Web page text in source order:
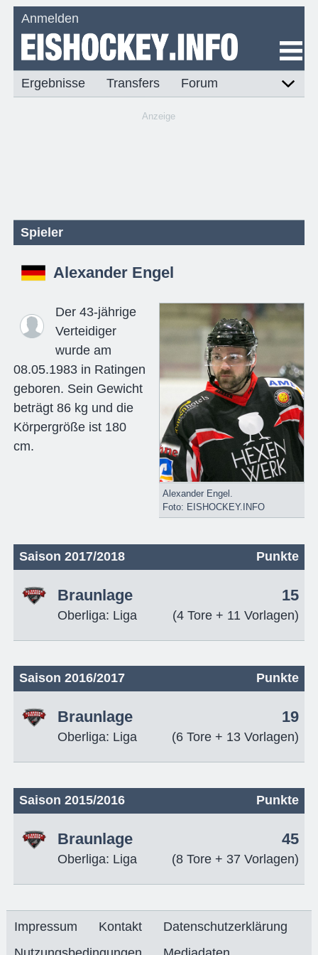
Anmelden
Ergebnisse Transfers Forum
Anzeige
Spieler
Alexander Engel
Alexander Engel.
Foto: EISHOCKEY.INFO
Der 43-jährige
Verteidiger
wurde am
08.05.1983 in Ratingen
geboren. Sein Gewicht
beträgt 86 kg und die
Körpergröße ist 180
cm.
Saison 2017/2018 Punkte
Braunlage
Oberliga: Liga
15
(4 Tore + 11 Vorlagen)
Saison 2016/2017 Punkte
Braunlage
Oberliga: Liga
19
(6 Tore + 13 Vorlagen)
Saison 2015/2016 Punkte
Braunlage
Oberliga: Liga
45
(8 Tore + 37 Vorlagen)
Impressum Kontakt
Datenschutzerklärung